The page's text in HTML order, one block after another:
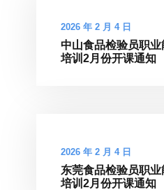
2026 年 2 月 4 日
中山食品检验员职业
培训2月份开课通知
2026 年 2 月 4 日
东莞食品检验员职
培训2月份开课通知